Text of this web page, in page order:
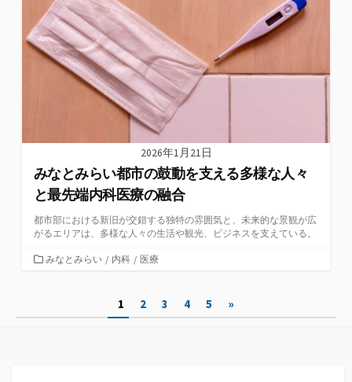
リ
ー
2026年1月21日
みなとみらい都市の鼓動を支える多様な人々
と最先端内科医療の融合
都市部における新旧が交錯する独特の雰囲気と、未来的な景観が広
がるエリアは、多様な人々の生活や観光、ビジネスを支えている。
カ
ー
みなとみらい / 内科 / 医療
1 2 3 4 5 »